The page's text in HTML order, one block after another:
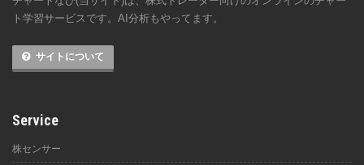
ト学習サービスです。AI分析もやってます。
サイトについて
Service
株センサー